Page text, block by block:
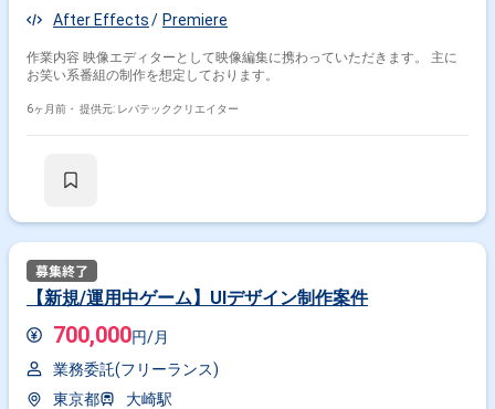
After Effects
Premiere
作業内容 映像エディターとして映像編集に携わっていただきます。 主に
お笑い系番組の制作を想定しております。
6ヶ月前・ 提供元: レバテッククリエイター
【新規/運用中ゲーム】UIデザイン制作案件
700,000円/月
業務委託(フリーランス)
東京都
大崎駅